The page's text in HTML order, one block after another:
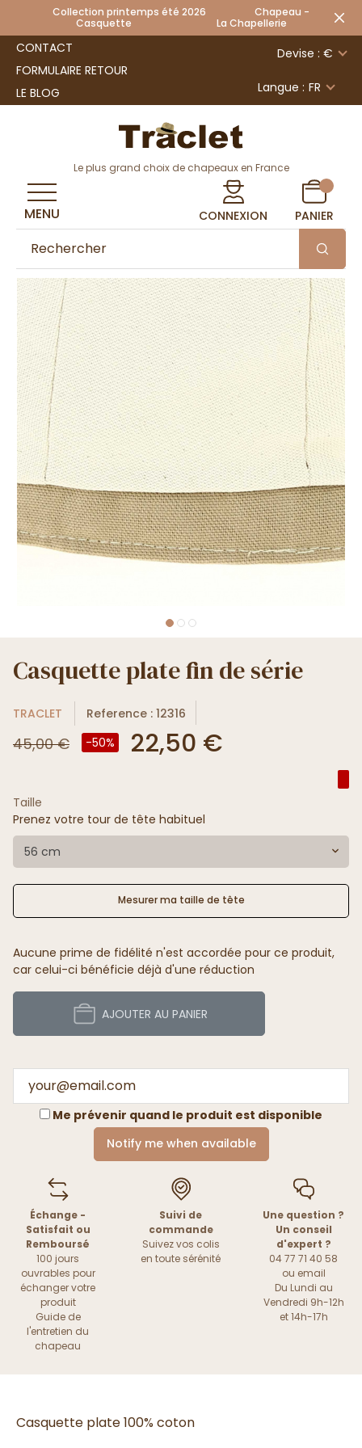
Collection printemps été 2026 Chapeau -
Casquette La Chapellerie
CONTACT
FORMULAIRE RETOUR
LE BLOG
Devise : €
Langue : FR
Le plus grand choix de chapeaux en France
CONNEXION PANIER
MENU
Casquette plate fin de série
TRACLET Reference : 12316
45,00 € -50% 22,50 €
Taille
Prenez votre tour de tête habituel
56 cm
Mesurer ma taille de tête
Aucune prime de fidélité n'est accordée pour ce produit,
car celui-ci bénéficie déjà d'une réduction
AJOUTER AU PANIER
Me prévenir quand le produit est disponible
Notify me when available
Échange -
Satisfait ou
Remboursé
100 jours
ouvrables pour
échanger votre
produit
Guide de
l'entretien du
chapeau
Suivi de
commande
Suivez vos colis
en toute sérénité
Une question ?
Un conseil
d'expert ?
04 77 71 40 58
ou email
Du Lundi au
Vendredi 9h-12h
et 14h-17h
Casquette plate 100% coton